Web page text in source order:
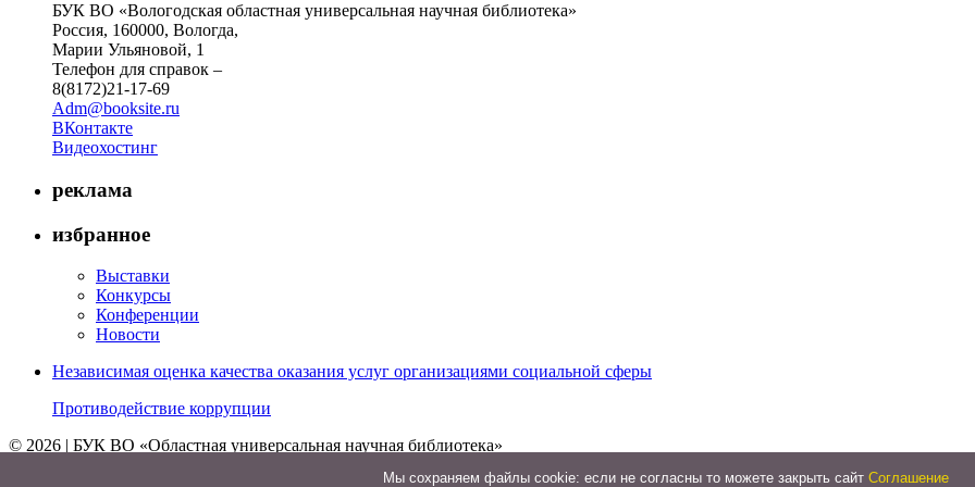
БУК ВО «Вологодская областная универсальная научная библиотека»
Россия, 160000, Вологда,
Марии Ульяновой, 1
Телефон для справок –
8(8172)21-17-69
Adm@booksite.ru
ВКонтакте
Видеохостинг
реклама
избранное
Выставки
Конкурсы
Конференции
Новости
Независимая оценка качества оказания услуг организациями социальной сферы
Противодействие коррупции
© 2026 | БУК ВО «Областная универсальная научная библиотека»
Мы cохраняем файлы cookie: если не согласны то можете закрыть сайт Соглашение